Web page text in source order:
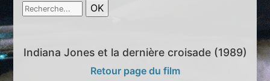
Indiana Jones et la dernière croisade (1989)
Retour page du film